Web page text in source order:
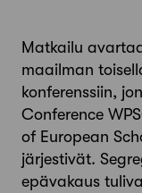
Matkailu
maailman
konferenssiin,
Conference
of European
järjestivät.
epävakaus